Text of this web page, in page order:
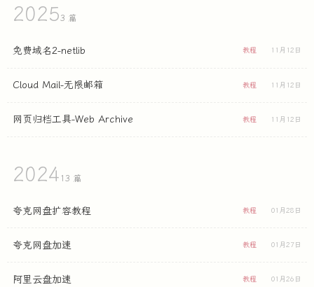
20253 篇
免费域名2-netlib 教程 11月12日
Cloud Mail-无限邮箱 教程 11月12日
网页归档工具-Web Archive 教程 11月12日
2024 13 篇
夸克网盘扩容教程 教程 01月28日
夸克网盘加速 教程 01月27日
阿里云盘加速 教程 01月26日